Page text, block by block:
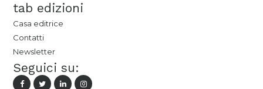
tab edizioni
Casa editrice
Contatti
Newsletter
Seguici su: